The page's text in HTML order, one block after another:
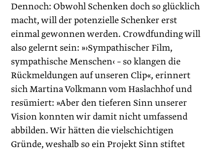
Dennoch: Obwohl Schenken doch so glücklich
macht, will der potenzielle Schenker erst
einmal gewonnen werden. Crowdfunding will
also gelernt sein: »›Sympathischer Film,
sympathische Menschen‹ – so klangen die
Rückmeldungen auf unseren Clip«, erinnert
sich Martina Volkmann vom Haslachhof und
resümiert: »Aber den tieferen Sinn unserer
Vision konnten wir damit nicht umfassend
abbilden. Wir hätten die vielschichtigen
Gründe, weshalb so ein Projekt Sinn stiftet